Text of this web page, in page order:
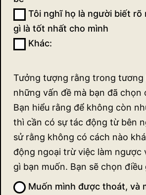
Tôi nghĩ họ là người biết rõ
gì là tốt nhất cho mình
Khác:
Tưởng tượng rằng trong tương
những vấn đề mà bạn đã chọn
Bạn hiểu rằng để không còn
thì cần có sự tác động từ bên
sử rằng không có cách nào
động ngoại trừ việc làm ngược
gì bạn muốn. Bạn sẽ chọn điều
Muốn mình được thoát, và